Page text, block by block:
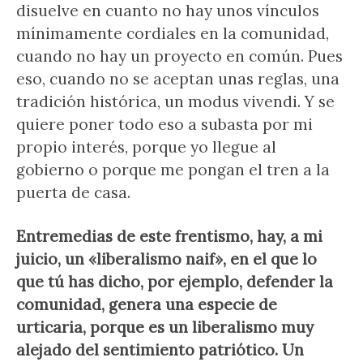
disuelve en cuanto no hay unos vínculos
mínimamente cordiales en la comunidad,
cuando no hay un proyecto en común. Pues
eso, cuando no se aceptan unas reglas, una
tradición histórica, un modus vivendi. Y se
quiere poner todo eso a subasta por mi
propio interés, porque yo llegue al
gobierno o porque me pongan el tren a la
puerta de casa.
Entremedias de este frentismo, hay, a mi
juicio, un «liberalismo naif», en el que lo
que tú has dicho, por ejemplo, defender la
comunidad, genera una especie de
urticaria, porque es un liberalismo muy
alejado del sentimiento patriótico. Un